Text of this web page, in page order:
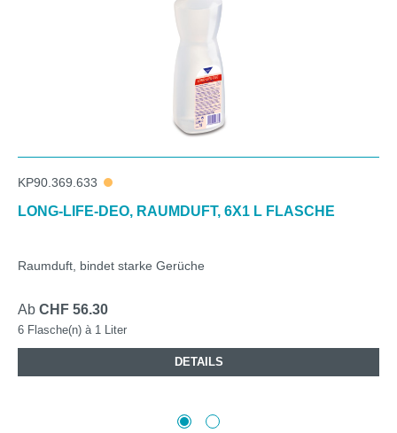
KP90.369.633
LONG-LIFE-DEO, RAUMDUFT, 6X1 L FLASCHE
Raumduft, bindet starke Gerüche
Ab CHF 56.30
6 Flasche(n) à 1 Liter
DETAILS